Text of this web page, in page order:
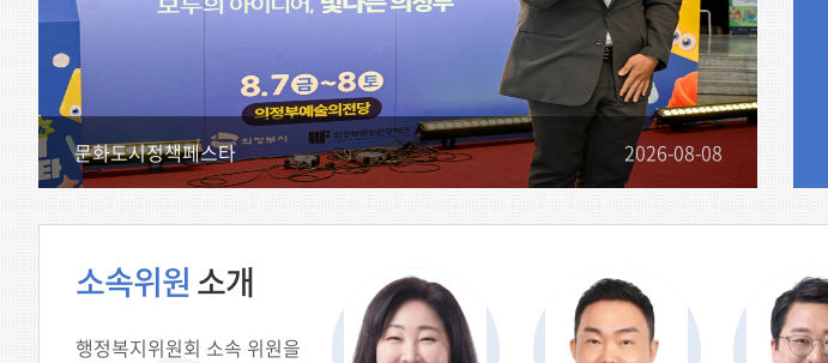
문화도시정책페스타 2026-08-08
소속위원소개
행정복지위원회 소속 위원을